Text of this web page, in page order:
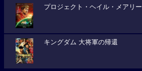
プロジェクト・ヘイル・メアリー
キングダム 大将軍の帰還